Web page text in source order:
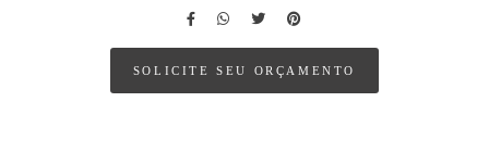
SOLICITE SEU ORÇAMENTO